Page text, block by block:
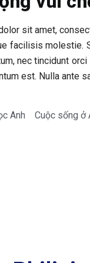
sit amet,
facilisis molestie.
nec tincidunt
est. Nulla ante
Anh Cuộc sống ở